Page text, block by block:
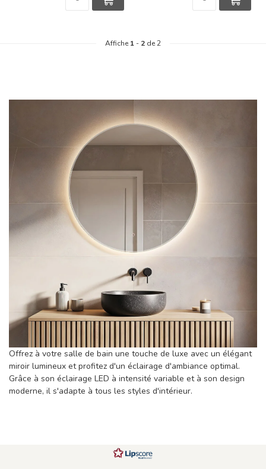
Affiche 1 - 2 de 2
Offrez à votre salle de bain une touche de luxe avec un élégant
miroir lumineux et profitez d'un éclairage d'ambiance optimal.
Grâce à son éclairage LED à intensité variable et à son design
moderne, il s'adapte à tous les styles d'intérieur.